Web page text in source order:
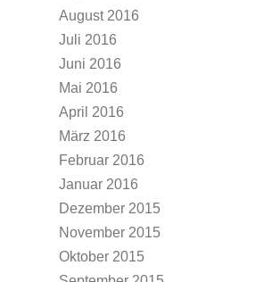
August 2016
Juli 2016
Juni 2016
Mai 2016
April 2016
März 2016
Februar 2016
Januar 2016
Dezember 2015
November 2015
Oktober 2015